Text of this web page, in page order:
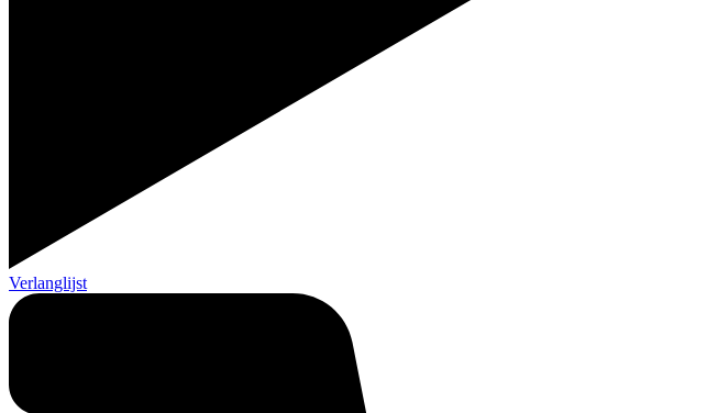
Verlanglijst